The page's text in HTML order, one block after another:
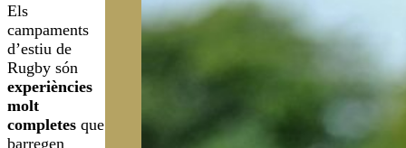
Els
campaments
d’estiu de
Rugby són
experiències
molt
completes que
barregen